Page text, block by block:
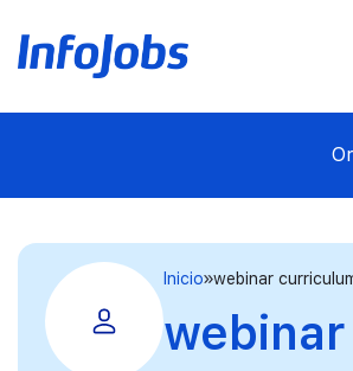
Inicio webinar